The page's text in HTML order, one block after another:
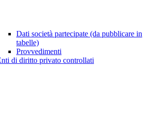
Dati società partecipate (da pubblicare in
tabelle)
Provvedimenti
di diritto privato controllati